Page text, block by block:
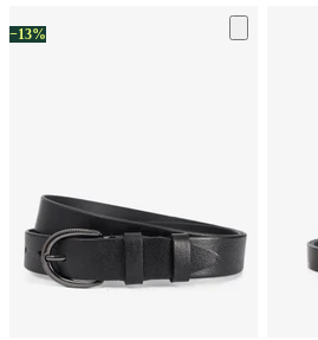
−13%